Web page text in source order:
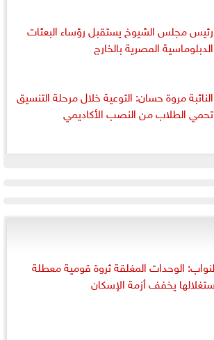
رئيس مجلس الشيوخ يستقبل رؤساء البعثات
الدبلوماسية المصرية بالخارج
النائبة مروة حسان: التوعية خلال مرحلة التنسيق
تحمي الطلاب من النصب الأكاديمي